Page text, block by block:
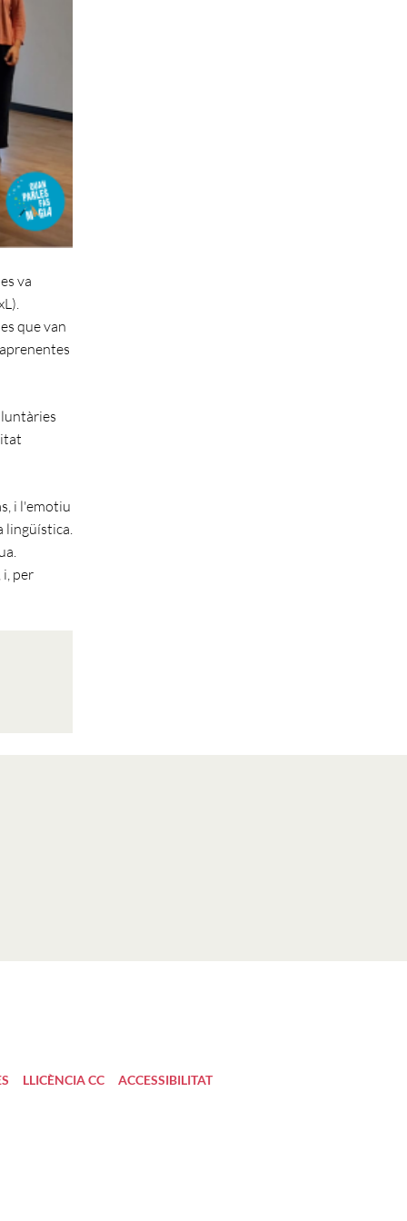
va
que van
i l'emotiu
lingüística.
per
LLICÈNCIA CC ACCESSIBILITAT